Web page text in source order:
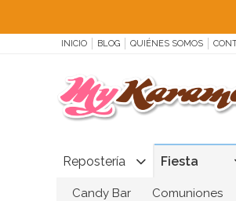
INICIO BLOG QUIÉNES SOMOS
Repostería Fiesta
Candy Bar Comuniones